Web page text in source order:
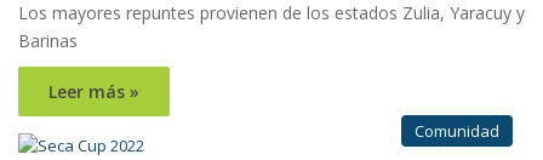
Los mayores repuntes provienen de los estados Zulia, Yaracuy y
Barinas
Leer más »
Comunidad